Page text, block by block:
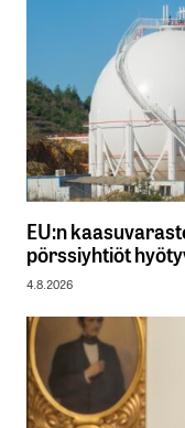
EU:n
pörssiyhtiöt
4.8.2026